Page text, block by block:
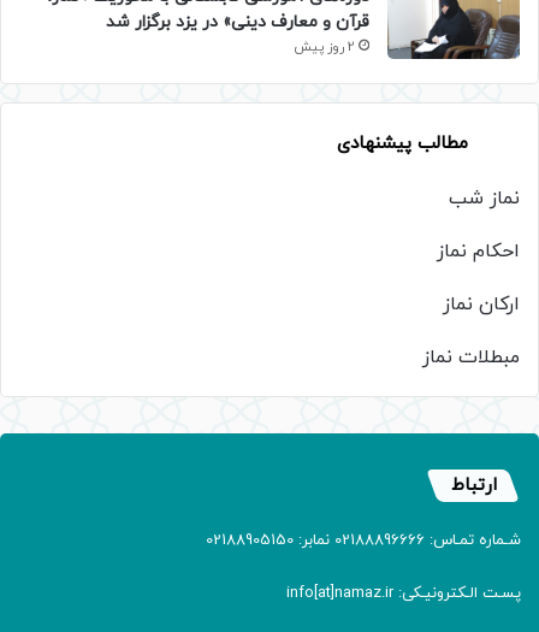
قرآن و معارف دینی» در یزد برگزار شد
2 روز پیش
مطالب پیشنهادی
نماز شب
احکام نماز
ارکان نماز
مبطلات نماز
ارتباط
شـماره تمـاس: 02188896666 نمابر: 02188905150
پسـت الـکترونیـکی: info[at]namaz.ir